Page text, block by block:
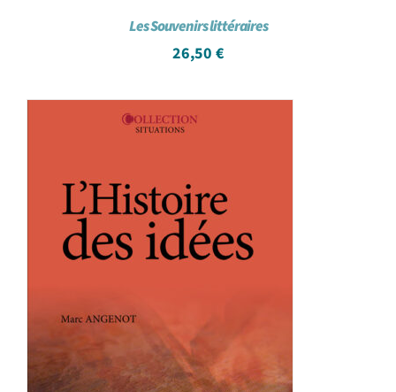
Les Souvenirs littéraires
26,50 €